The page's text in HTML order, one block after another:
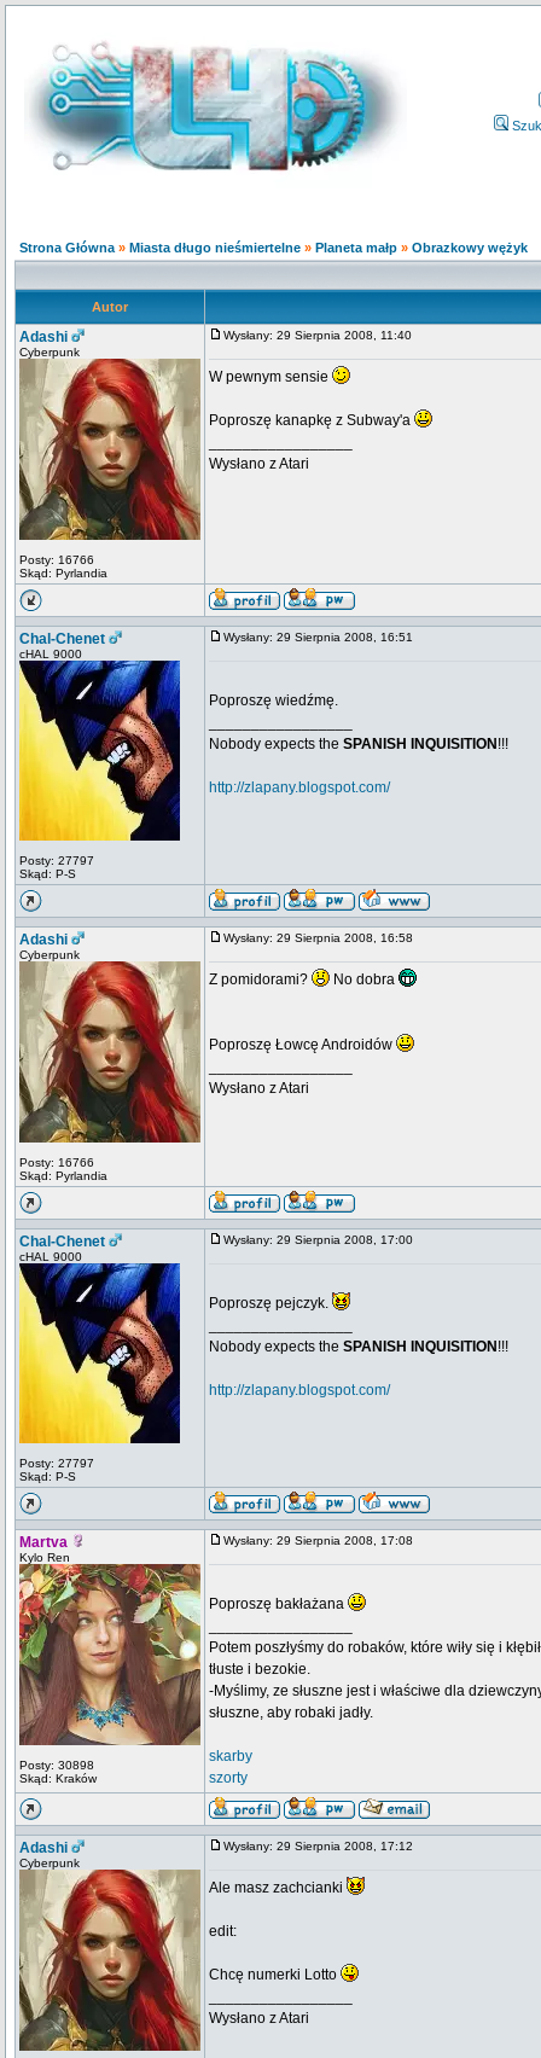
Strona Główna » Miasta długo nieśmiertelne » Planeta małp » Obrazkowy wężyk
Autor
Adashi
Cyberpunk
Posty: 16766
Skąd: Pyrlandia
Wysłany: 29 Sierpnia 2008, 11:40
W pewnym sensie
Poproszę kanapkę z Subway'a
Wysłano z Atari
Chal-Chenet
cHAL 9000
Posty: 27797
Skąd: P-S
Wysłany: 29 Sierpnia 2008, 16:51
Poproszę wiedźmę.
Nobody expects the SPANISH INQUISITION !!!
http://zlapany.blogspot.com/
Adashi
Cyberpunk
Posty: 16766
Skąd: Pyrlandia
Wysłany: 29 Sierpnia 2008, 16:58
Z pomidorami? No dobra
Poproszę Łowcę Androidów
Wysłano z Atari
Chal-Chenet
cHAL 9000
Posty: 27797
Skąd: P-S
Wysłany: 29 Sierpnia 2008, 17:00
Poproszę pejczyk.
Nobody expects the SPANISH INQUISITION !!!
http://zlapany.blogspot.com/
Martva
Kylo Ren
Posty: 30898
Skąd: Kraków
Wysłany: 29 Sierpnia 2008, 17:08
Poproszę bakłażana
Potem poszłyśmy do robaków, które wiły się i
tłuste i bezokie.
-Myślimy, ze słuszne jest i właściwe dla
słuszne, aby robaki jadły.
skarby
szorty
Adashi
Cyberpunk
Wysłany: 29 Sierpnia 2008, 17:12
Ale masz zachcianki
edit:
Chcę numerki Lotto
Wysłano z Atari